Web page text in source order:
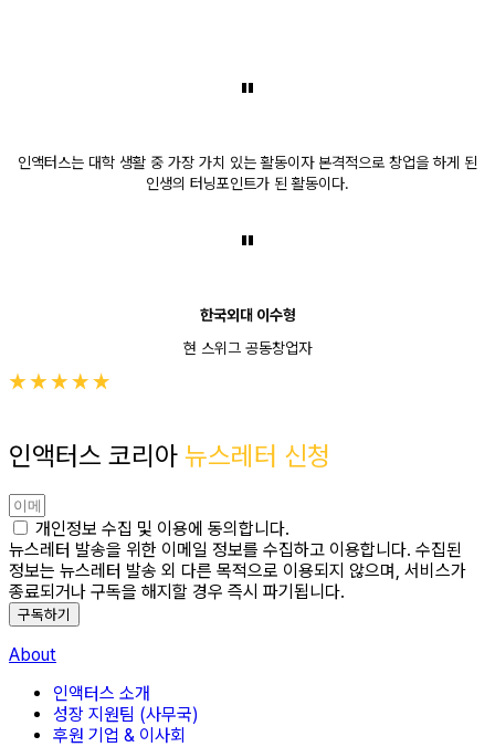
"
인액터스는 대학 생활 중 가장 가치 있는 활동이자 본격적으로 창업을 하게 된
인생의 터닝포인트가 된 활동이다.
"
한국외대 이수형
현 스위그 공동창업자
인액터스 코리아 뉴스레터 신청
개인정보 수집 및 이용에 동의합니다.
뉴스레터 발송을 위한 이메일 정보를 수집하고 이용합니다. 수집된
정보는 뉴스레터 발송 외 다른 목적으로 이용되지 않으며, 서비스가
종료되거나 구독을 해지할 경우 즉시 파기됩니다.
구독하기
About
인액터스 소개
성장 지원팀 (사무국)
후원 기업 & 이사회